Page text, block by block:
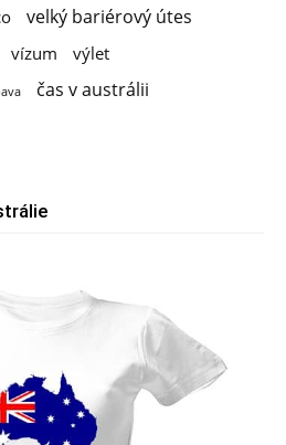
velký bariérový útes
vízum výlet
čas v austrálii